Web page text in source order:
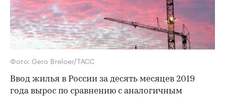
Фото: Gero Breloer/ТАСС
Ввод жилья в России за десять месяцев 2019
года вырос по сравнению с аналогичным